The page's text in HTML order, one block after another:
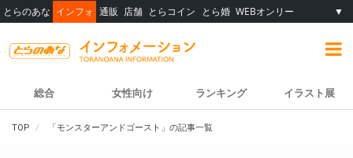
とらのあな インフォ 通販 店舗 とらコイン とら婚 WEBオンリー ▼
総合 女性向け ランキング イラスト展
TOP 「モンスターアンドゴースト」の記事一覧